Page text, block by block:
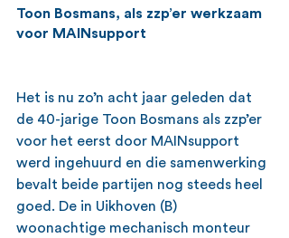
Toon Bosmans, als zzp’er werkzaam
voor MAINsupport
Het is nu zo’n acht jaar geleden dat
de 40-jarige Toon Bosmans als zzp’er
voor het eerst door MAINsupport
werd ingehuurd en die samenwerking
bevalt beide partijen nog steeds heel
goed. De in Uikhoven (B)
woonachtige mechanisch monteur